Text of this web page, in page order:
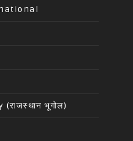
भूगोल)